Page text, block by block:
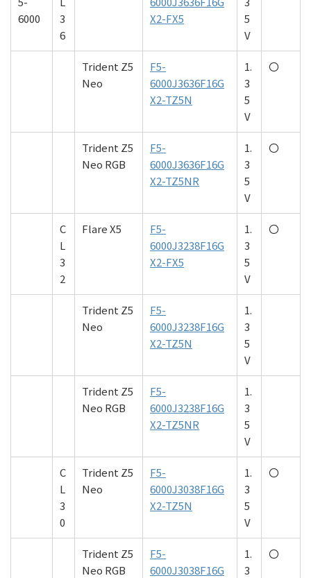
6000
3
6
X2-FX5
5
V
Trident Z5
Neo
F5-
6000J3636F16G
X2-TZ5N
1.
3
5
V
〇
Trident Z5
Neo RGB
F5-
6000J3636F16G
X2-TZ5NR
1.
3
5
V
〇
C
L
3
2
Flare X5
F5-
6000J3238F16G
X2-FX5
1.
3
5
V
〇
Trident Z5
Neo
F5-
6000J3238F16G
X2-TZ5N
1.
3
5
V
Trident Z5
Neo RGB
F5-
6000J3238F16G
X2-TZ5NR
1.
3
5
V
C
L
3
0
Trident Z5
Neo
F5-
6000J3038F16G
X2-TZ5N
1.
3
5
V
〇
Trident Z5
Neo RGB
F5-
6000J3038F16G
1.
3
〇